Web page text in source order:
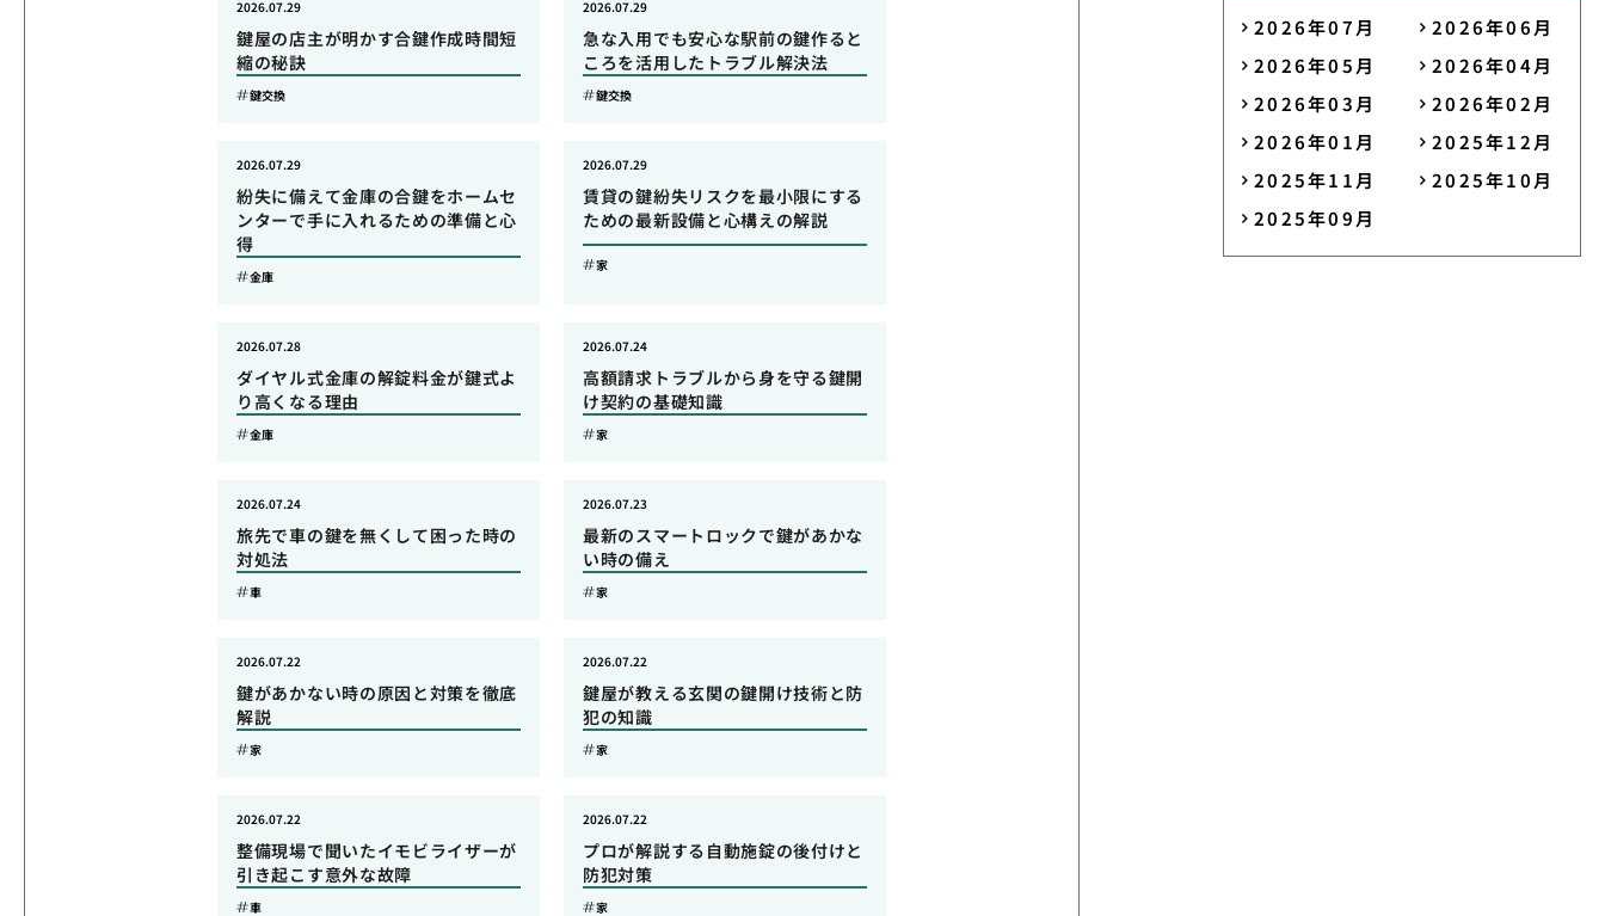
鍵屋の店主が明かす合鍵作成時間短
縮の秘訣
2026.07.29
鍵交換
急な入用でも安心な駅前の鍵作ると
ころを活用したトラブル解決法
2026.07.29
鍵交換
紛失に備えて金庫の合鍵をホームセ
ンターで手に入れるための準備と心
得
2026.07.29
金庫
賃貸の鍵紛失リスクを最小限にする
ための最新設備と心構えの解説
2026.07.29
家
ダイヤル式金庫の解錠料金が鍵式よ
り高くなる理由
2026.07.28
金庫
高額請求トラブルから身を守る鍵開
け契約の基礎知識
2026.07.24
家
旅先で車の鍵を無くして困った時の
対処法
2026.07.24
車
最新のスマートロックで鍵があかな
い時の備え
2026.07.23
家
鍵があかない時の原因と対策を徹底
解説
2026.07.22
家
鍵屋が教える玄関の鍵開け技術と防
犯の知識
2026.07.22
家
整備現場で聞いたイモビライザーが
引き起こす意外な故障
2026.07.22
車
プロが解説する自動施錠の後付けと
防犯対策
2026.07.22
家
2026年07月
2026年06月
2026年05月
2026年04月
2026年03月
2026年02月
2026年01月
2025年12月
2025年11月
2025年10月
2025年09月